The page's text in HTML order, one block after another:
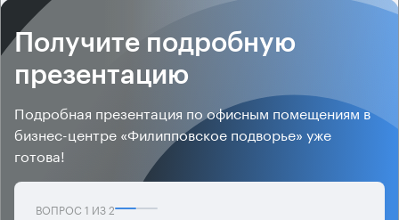
Получите подробную
презентацию
Подробная презентация по офисным помещениям в
бизнес-центре «Филипповское подворье» уже
готова!
ВОПРОС 1 ИЗ2